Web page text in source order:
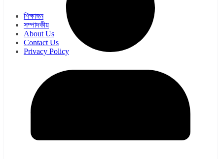
শিক্ষাঙ্গন
সম্পাদকীয়
About Us
Contact Us
Privacy Policy